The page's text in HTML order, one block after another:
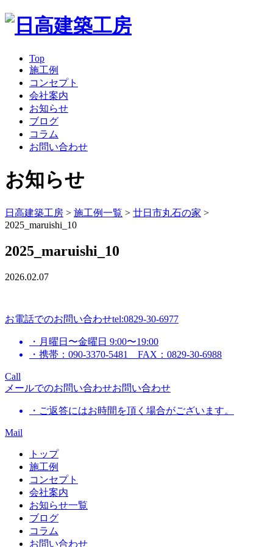
Top
施工例
コンセプト
会社案内
お知らせ
ブログ
コラム
お問い合わせ
お知らせ
日高建築工房 > 施工例一覧 > 廿日市丸石の家 >
2025_maruishi_10
2025_maruishi_10
2026.02.07
お電話でのお問い合わせtel:0829-30-6977
・月曜日〜金曜日 9:00〜19:00
・携帯：090-3370-5481 FAX：0829-30-6988
Call
メールでのお問い合わせお問い合わせ
・ご返答にはお時間を頂く場合がございます。
Mail
トップ
施工例
コンセプト
会社案内
お知らせ一覧
ブログ
コラム
お問い合わせ